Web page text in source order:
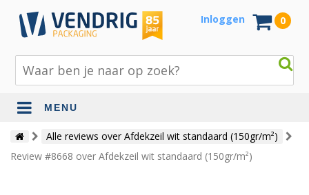
Inloggen 0
MENU
Beschermingsmateriaal
Bouw- en tuinmaterialen
Alle reviews over Afdekzeil wit standaard (150gr/m²)
Review #8668 over Afdekzeil wit standaard (150gr/m²)